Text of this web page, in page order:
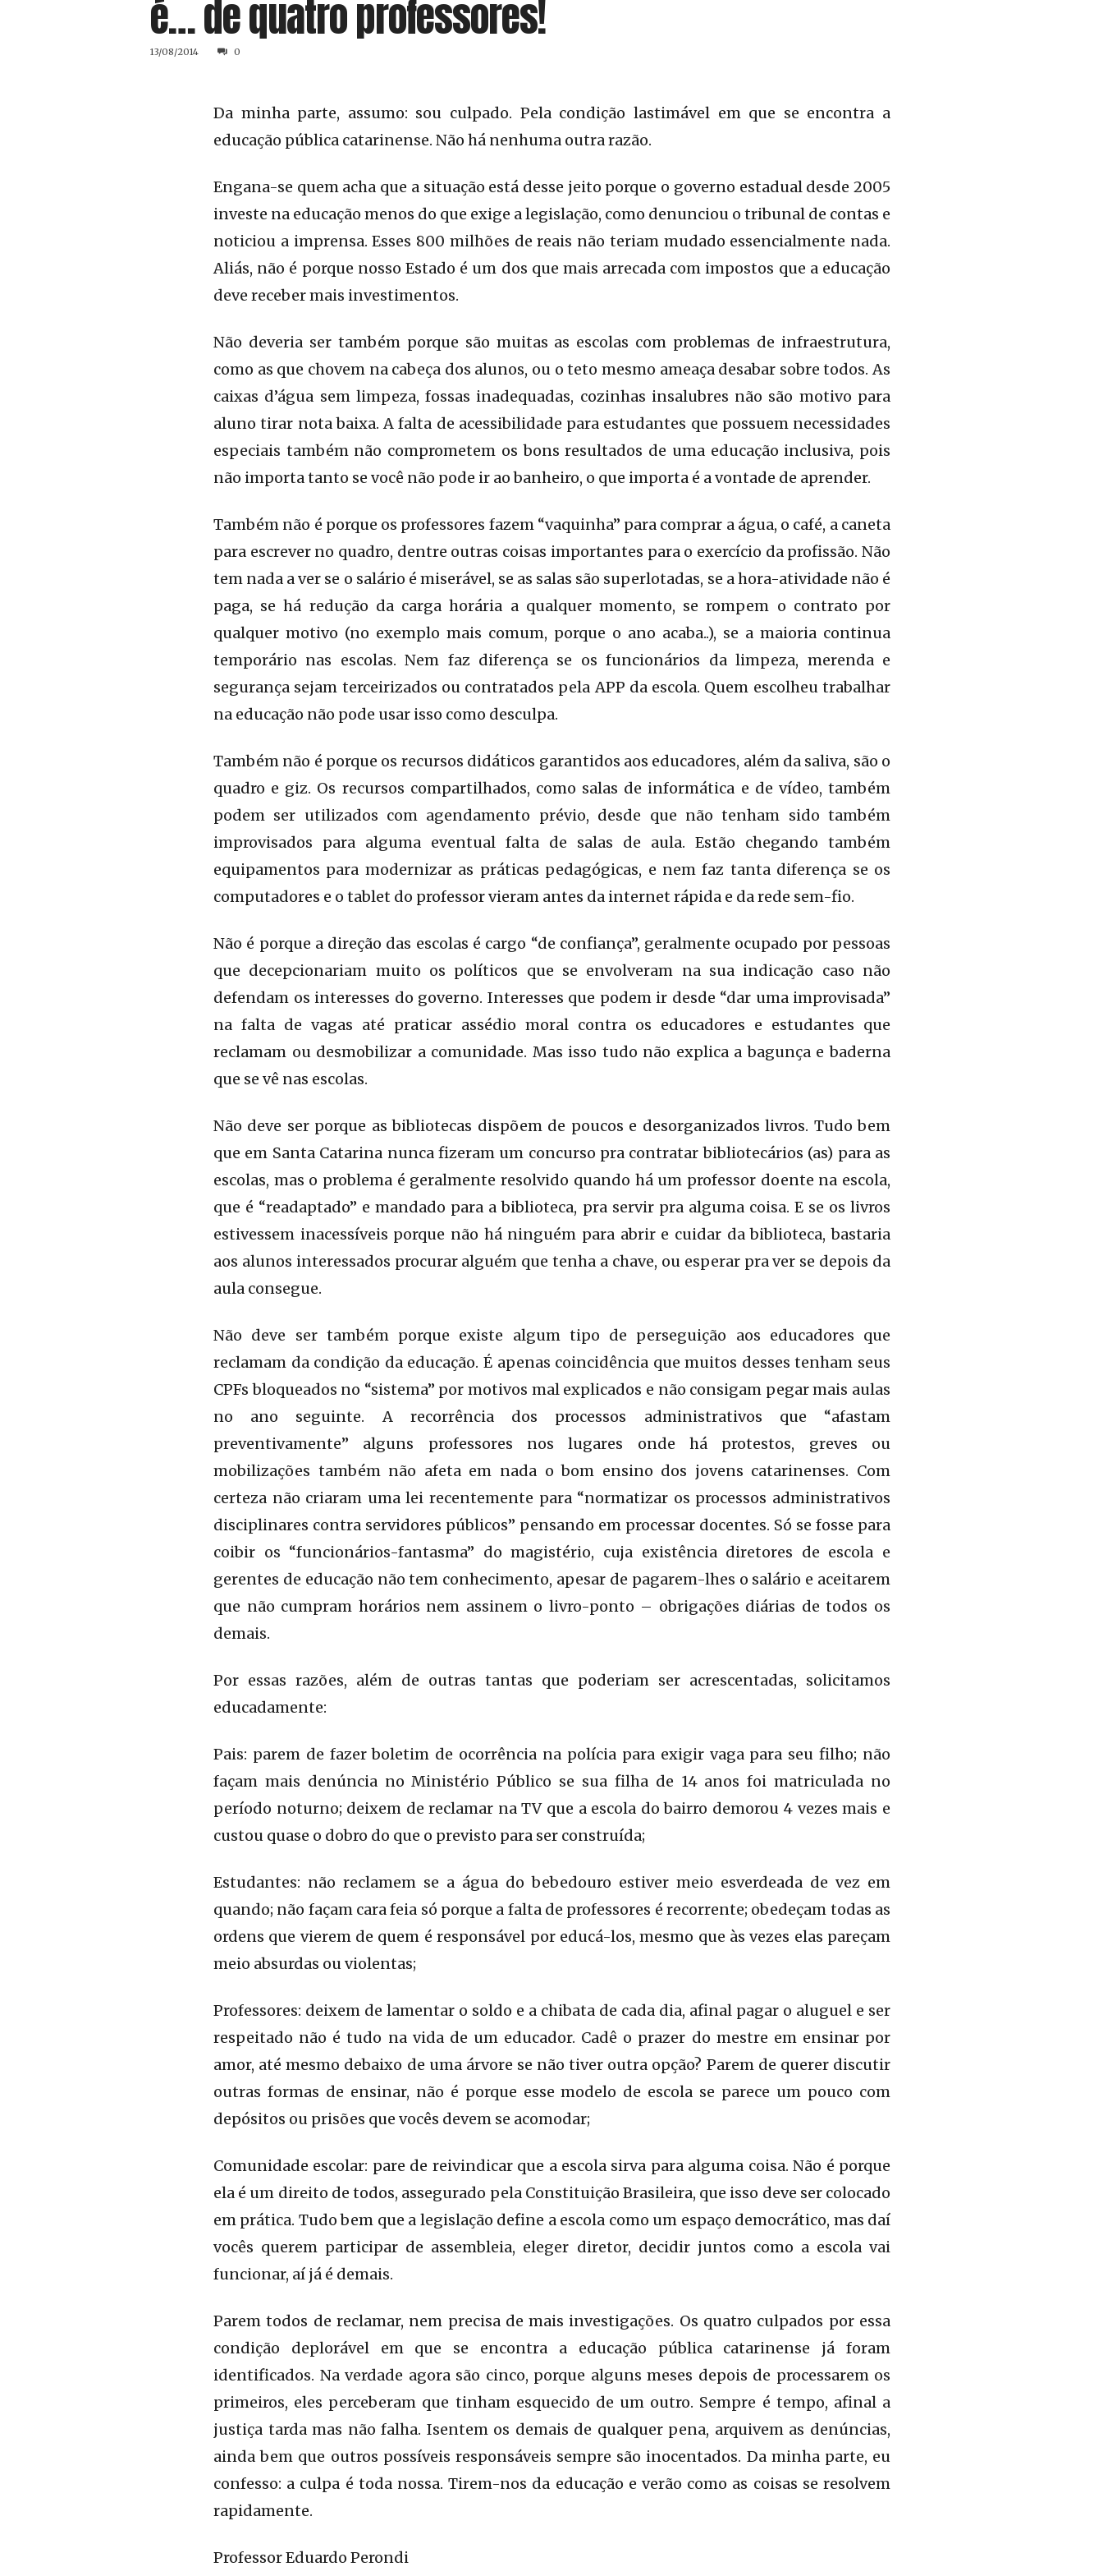
é… de quatro professores!
13/08/2014 0
Da minha parte, assumo: sou culpado. Pela condição lastimável em que se encontra a
educação pública catarinense. Não há nenhuma outra razão.
Engana-se quem acha que a situação está desse jeito porque o governo estadual desde 2005
investe na educação menos do que exige a legislação, como denunciou o tribunal de contas e
noticiou a imprensa. Esses 800 milhões de reais não teriam mudado essencialmente nada.
Aliás, não é porque nosso Estado é um dos que mais arrecada com impostos que a educação
deve receber mais investimentos.
Não deveria ser também porque são muitas as escolas com problemas de infraestrutura,
como as que chovem na cabeça dos alunos, ou o teto mesmo ameaça desabar sobre todos. As
caixas d’água sem limpeza, fossas inadequadas, cozinhas insalubres não são motivo para
aluno tirar nota baixa. A falta de acessibilidade para estudantes que possuem necessidades
especiais também não comprometem os bons resultados de uma educação inclusiva, pois
não importa tanto se você não pode ir ao banheiro, o que importa é a vontade de aprender.
Também não é porque os professores fazem “vaquinha” para comprar a água, o café, a caneta
para escrever no quadro, dentre outras coisas importantes para o exercício da profissão. Não
tem nada a ver se o salário é miserável, se as salas são superlotadas, se a hora-atividade não é
paga, se há redução da carga horária a qualquer momento, se rompem o contrato por
qualquer motivo (no exemplo mais comum, porque o ano acaba..), se a maioria continua
temporário nas escolas. Nem faz diferença se os funcionários da limpeza, merenda e
segurança sejam terceirizados ou contratados pela APP da escola. Quem escolheu trabalhar
na educação não pode usar isso como desculpa.
Também não é porque os recursos didáticos garantidos aos educadores, além da saliva, são o
quadro e giz. Os recursos compartilhados, como salas de informática e de vídeo, também
podem ser utilizados com agendamento prévio, desde que não tenham sido também
improvisados para alguma eventual falta de salas de aula. Estão chegando também
equipamentos para modernizar as práticas pedagógicas, e nem faz tanta diferença se os
computadores e o tablet do professor vieram antes da internet rápida e da rede sem-fio.
Não é porque a direção das escolas é cargo “de confiança”, geralmente ocupado por pessoas
que decepcionariam muito os políticos que se envolveram na sua indicação caso não
defendam os interesses do governo. Interesses que podem ir desde “dar uma improvisada”
na falta de vagas até praticar assédio moral contra os educadores e estudantes que
reclamam ou desmobilizar a comunidade. Mas isso tudo não explica a bagunça e baderna
que se vê nas escolas.
Não deve ser porque as bibliotecas dispõem de poucos e desorganizados livros. Tudo bem
que em Santa Catarina nunca fizeram um concurso pra contratar bibliotecários (as) para as
escolas, mas o problema é geralmente resolvido quando há um professor doente na escola,
que é “readaptado” e mandado para a biblioteca, pra servir pra alguma coisa. E se os livros
estivessem inacessíveis porque não há ninguém para abrir e cuidar da biblioteca, bastaria
aos alunos interessados procurar alguém que tenha a chave, ou esperar pra ver se depois da
aula consegue.
Não deve ser também porque existe algum tipo de perseguição aos educadores que
reclamam da condição da educação. É apenas coincidência que muitos desses tenham seus
CPFs bloqueados no “sistema” por motivos mal explicados e não consigam pegar mais aulas
no ano seguinte. A recorrência dos processos administrativos que “afastam
preventivamente” alguns professores nos lugares onde há protestos, greves ou
mobilizações também não afeta em nada o bom ensino dos jovens catarinenses. Com
certeza não criaram uma lei recentemente para “normatizar os processos administrativos
disciplinares contra servidores públicos” pensando em processar docentes. Só se fosse para
coibir os “funcionários-fantasma” do magistério, cuja existência diretores de escola e
gerentes de educação não tem conhecimento, apesar de pagarem-lhes o salário e aceitarem
que não cumpram horários nem assinem o livro-ponto – obrigações diárias de todos os
demais.
Por essas razões, além de outras tantas que poderiam ser acrescentadas, solicitamos
educadamente:
Pais: parem de fazer boletim de ocorrência na polícia para exigir vaga para seu filho; não
façam mais denúncia no Ministério Público se sua filha de 14 anos foi matriculada no
período noturno; deixem de reclamar na TV que a escola do bairro demorou 4 vezes mais e
custou quase o dobro do que o previsto para ser construída;
Estudantes: não reclamem se a água do bebedouro estiver meio esverdeada de vez em
quando; não façam cara feia só porque a falta de professores é recorrente; obedeçam todas as
ordens que vierem de quem é responsável por educá-los, mesmo que às vezes elas pareçam
meio absurdas ou violentas;
Professores: deixem de lamentar o soldo e a chibata de cada dia, afinal pagar o aluguel e ser
respeitado não é tudo na vida de um educador. Cadê o prazer do mestre em ensinar por
amor, até mesmo debaixo de uma árvore se não tiver outra opção? Parem de querer discutir
outras formas de ensinar, não é porque esse modelo de escola se parece um pouco com
depósitos ou prisões que vocês devem se acomodar;
Comunidade escolar: pare de reivindicar que a escola sirva para alguma coisa. Não é porque
ela é um direito de todos, assegurado pela Constituição Brasileira, que isso deve ser colocado
em prática. Tudo bem que a legislação define a escola como um espaço democrático, mas daí
vocês querem participar de assembleia, eleger diretor, decidir juntos como a escola vai
funcionar, aí já é demais.
Parem todos de reclamar, nem precisa de mais investigações. Os quatro culpados por essa
condição deplorável em que se encontra a educação pública catarinense já foram
identificados. Na verdade agora são cinco, porque alguns meses depois de processarem os
primeiros, eles perceberam que tinham esquecido de um outro. Sempre é tempo, afinal a
justiça tarda mas não falha. Isentem os demais de qualquer pena, arquivem as denúncias,
ainda bem que outros possíveis responsáveis sempre são inocentados. Da minha parte, eu
confesso: a culpa é toda nossa. Tirem-nos da educação e verão como as coisas se resolvem
rapidamente.
Professor Eduardo Perondi